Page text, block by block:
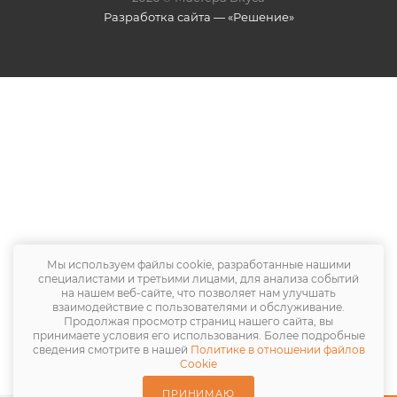
Разработка сайта — «Решение»
Мы используем файлы cookie, разработанные нашими
специалистами и третьими лицами, для анализа событий
на нашем веб-сайте, что позволяет нам улучшать
взаимодействие с пользователями и обслуживание.
Продолжая просмотр страниц нашего сайта, вы
принимаете условия его использования. Более подробные
сведения смотрите в нашей Политике в отношении файлов
Cookie
ПРИНИМАЮ